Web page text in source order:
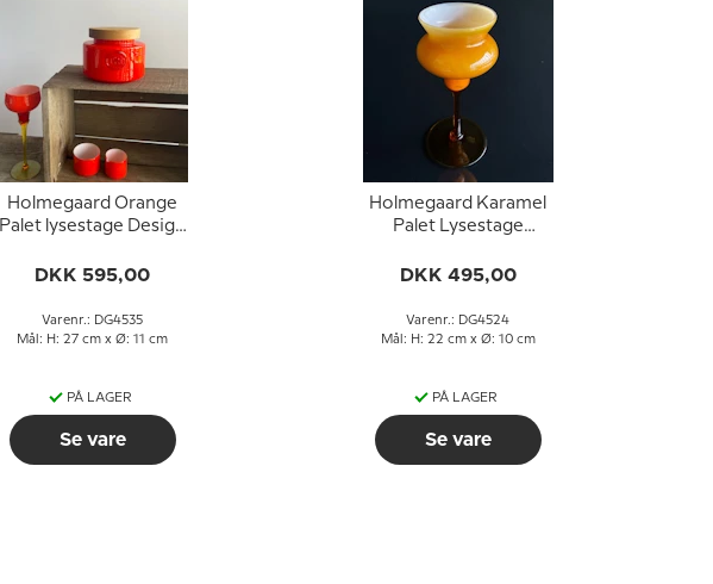
Holmegaard Orange
Palet lysestage Design
DKK 595,00
Varenr.: DG4535
Mål: H: 27 cm x Ø: 11 cm
PÅ LAGER
Se vare
Holmegaard Karamel
Palet Lysestage
DKK 495,00
Varenr.: DG4524
Mål: H: 22 cm x Ø: 10 cm
PÅ LAGER
Se vare